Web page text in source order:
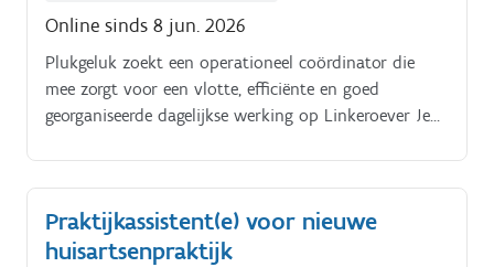
Online sinds 8 jun. 2026
Plukgeluk zoekt een operationeel coördinator die
mee zorgt voor een vlotte, efficiënte en goed
georganiseerde dagelijkse werking op Linkeroever Je
organisatorisch en communicatief vlak en helpt
structuur brengen in een groeiende werking met
scholen, vrijwilligers, medewerkers en partners. Je
bewaart het overzicht, volgt afspraken op en zorgt
Praktijkassistent(e) voor nieuwe
huisartsenpraktijk